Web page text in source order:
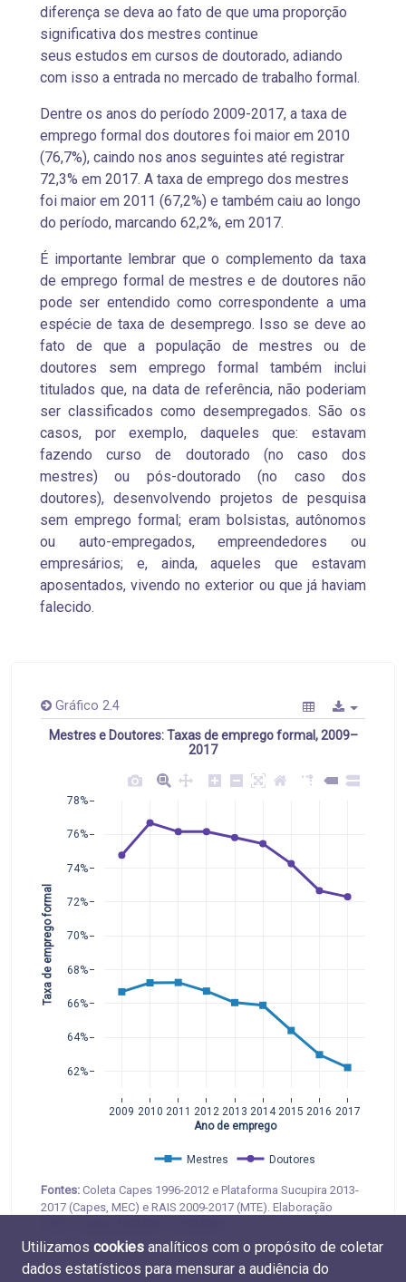
diferença se deva ao fato de que uma proporção
significativa dos mestres continue
seus estudos em cursos de doutorado, adiando
com isso a entrada no mercado de trabalho formal.
Dentre os anos do período 2009-2017, a taxa de
emprego formal dos doutores foi maior em 2010
(76,7%), caindo nos anos seguintes até registrar
72,3% em 2017. A taxa de emprego dos mestres
foi maior em 2011 (67,2%) e também caiu ao longo
do período, marcando 62,2%, em 2017.
É importante lembrar que o complemento da taxa
de emprego formal de mestres e de doutores não
pode ser entendido como correspondente a uma
espécie de taxa de desemprego. Isso se deve ao
fato de que a população de mestres ou de
doutores sem emprego formal também inclui
titulados que, na data de referência, não poderiam
ser classificados como desempregados. São os
casos, por exemplo, daqueles que: estavam
fazendo curso de doutorado (no caso dos
mestres) ou pós-doutorado (no caso dos
doutores), desenvolvendo projetos de pesquisa
sem emprego formal; eram bolsistas, autônomos
ou auto-empregados, empreendedores ou
empresários; e, ainda, aqueles que estavam
aposentados, vivendo no exterior ou que já haviam
falecido.
Gráfico 2.4
Mestres e Doutores: Taxas de emprego formal, 2009–
2017
2009 2010 2011 2012 2013 20142015 2016 2017
62%
64%
66%
68%
70%
72%
74%
76%
78%
Mestres Doutores
Ano de emprego
Taxa de emprego formal
Fontes: Coleta Capes 1996-2012 e Plataforma Sucupira 2013-
2017 (Capes, MEC) e RAIS 2009-2017 (MTE). Elaboração
Utilizamos cookies analíticos com o propósito de coletar
dados estatísticos para mensurar a audiência do